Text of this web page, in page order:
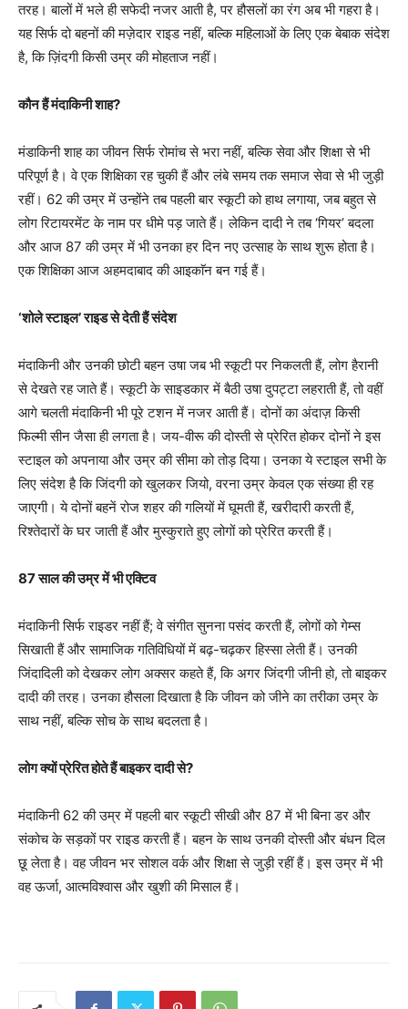
तरह। बालों में भले ही सफेदी नजर आती है, पर हौसलों का रंग अब भी गहरा है।
यह सिर्फ दो बहनों की मज़ेदार राइड नहीं, बल्कि महिलाओं के लिए एक बेबाक संदेश
है, कि ज़िंदगी किसी उम्र की मोहताज नहीं।
कौन हैं मंदाकिनी शाह?
मंडाकिनी शाह का जीवन सिर्फ रोमांच से भरा नहीं, बल्कि सेवा और शिक्षा से भी
परिपूर्ण है। वे एक शिक्षिका रह चुकी हैं और लंबे समय तक समाज सेवा से भी जुड़ी
रहीं। 62 की उम्र में उन्होंने तब पहली बार स्कूटी को हाथ लगाया, जब बहुत से
लोग रिटायरमेंट के नाम पर धीमे पड़ जाते हैं। लेकिन दादी ने तब ‘गियर’ बदला
और आज 87 की उम्र में भी उनका हर दिन नए उत्साह के साथ शुरू होता है।
एक शिक्षिका आज अहमदाबाद की आइकाॅन बन गई हैं।
‘शोले स्टाइल’ राइड से देती हैं संदेश
मंदाकिनी और उनकी छोटी बहन उषा जब भी स्कूटी पर निकलती हैं, लोग हैरानी
से देखते रह जाते हैं। स्कूटी के साइडकार में बैठी उषा दुपट्टा लहराती हैं, तो वहीं
आगे चलती मंदाकिनी भी पूरे टशन में नजर आती हैं। दोनों का अंदाज़ किसी
फिल्मी सीन जैसा ही लगता है। जय-वीरू की दोस्ती से प्रेरित होकर दोनों ने इस
स्टाइल को अपनाया और उम्र की सीमा को तोड़ दिया। उनका ये स्टाइल सभी के
लिए संदेश है कि जिंदगी को खुलकर जियो, वरना उम्र केवल एक संख्या ही रह
जाएगी। ये दोनों बहनें रोज शहर की गलियों में घूमती हैं, खरीदारी करती हैं,
रिश्तेदारों के घर जाती हैं और मुस्कुराते हुए लोगों को प्रेरित करती हैं।
87 साल की उम्र में भी एक्टिव
मंदाकिनी सिर्फ राइडर नहीं हैं; वे संगीत सुनना पसंद करती हैं, लोगों को गेम्स
सिखाती हैं और सामाजिक गतिविधियों में बढ़-चढ़कर हिस्सा लेती हैं। उनकी
जिंदादिली को देखकर लोग अक्सर कहते हैं, कि अगर जिंदगी जीनी हो, तो बाइकर
दादी की तरह। उनका हौसला दिखाता है कि जीवन को जीने का तरीका उम्र के
साथ नहीं, बल्कि सोच के साथ बदलता है।
लोग क्यों प्रेरित होते हैं बाइकर दादी से?
मंदाकिनी 62 की उम्र में पहली बार स्कूटी सीखी और 87 में भी बिना डर और
संकोच के सड़कों पर राइड करती हैं। बहन के साथ उनकी दोस्ती और बंधन दिल
छू लेता है। वह जीवन भर सोशल वर्क और शिक्षा से जुड़ी रहीं हैं। इस उम्र में भी
वह ऊर्जा, आत्मविश्वास और खुशी की मिसाल हैं।